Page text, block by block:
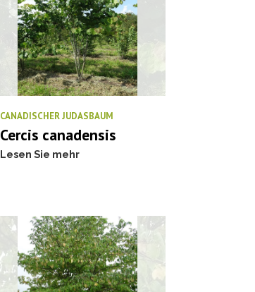
CANADISCHER JUDASBAUM
Cercis canadensis
Lesen Sie mehr